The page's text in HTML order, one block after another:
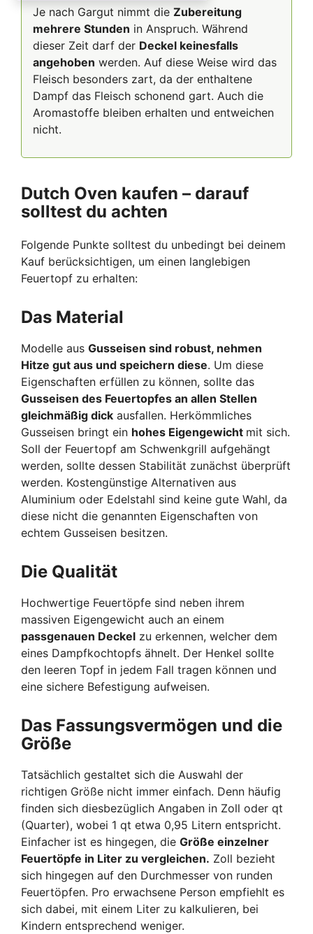
Je nach Gargut nimmt die Zubereitung
mehrere Stunden in Anspruch. Während
dieser Zeit darf der Deckel keinesfalls
angehoben werden. Auf diese Weise wird das
Fleisch besonders zart, da der enthaltene
Dampf das Fleisch schonend gart. Auch die
Aromastoffe bleiben erhalten und entweichen
nicht.
Dutch Oven kaufen – darauf
solltest du achten
Folgende Punkte solltest du unbedingt bei deinem
Kauf berücksichtigen, um einen langlebigen
Feuertopf zu erhalten:
Das Material
Modelle aus Gusseisen sind robust, nehmen
Hitze gut aus und speichern diese. Um diese
Eigenschaften erfüllen zu können, sollte das
Gusseisen des Feuertopfes an allen Stellen
gleichmäßig dick ausfallen. Herkömmliches
Gusseisen bringt ein hohes Eigengewicht mit sich.
Soll der Feuertopf am Schwenkgrill aufgehängt
werden, sollte dessen Stabilität zunächst überprüft
werden. Kostengünstige Alternativen aus
Aluminium oder Edelstahl sind keine gute Wahl, da
diese nicht die genannten Eigenschaften von
echtem Gusseisen besitzen.
Die Qualität
Hochwertige Feuertöpfe sind neben ihrem
massiven Eigengewicht auch an einem
passgenauen Deckel zu erkennen, welcher dem
eines Dampfkochtopfs ähnelt. Der Henkel sollte
den leeren Topf in jedem Fall tragen können und
eine sichere Befestigung aufweisen.
Das Fassungsvermögen und die
Größe
Tatsächlich gestaltet sich die Auswahl der
richtigen Größe nicht immer einfach. Denn häufig
finden sich diesbezüglich Angaben in Zoll oder qt
(Quarter), wobei 1 qt etwa 0,95 Litern entspricht.
Einfacher ist es hingegen, die Größe einzelner
Feuertöpfe in Liter zu vergleichen. Zoll bezieht
sich hingegen auf den Durchmesser von runden
Feuertöpfen. Pro erwachsene Person empfiehlt es
sich dabei, mit einem Liter zu kalkulieren, bei
Kindern entsprechend weniger.